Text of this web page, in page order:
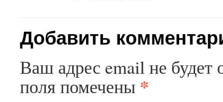
Добавить
Ваш адрес email не будет
поля помечены *